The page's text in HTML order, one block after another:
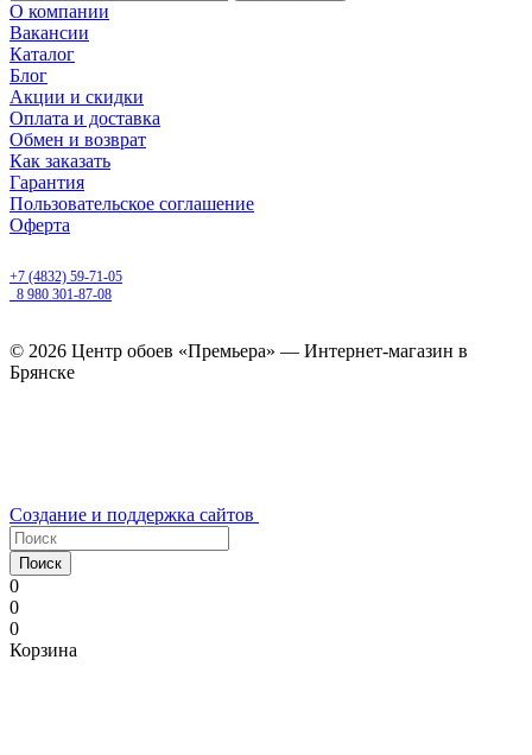
О компании
Вакансии
Каталог
Блог
Акции и скидки
Оплата и доставка
Обмен и возврат
Как заказать
Гарантия
Пользовательское соглашение
Оферта
+7 (4832) 59-71-05
8 980 301-87-08
© 2026 Центр обоев «Премьера» — Интернет-магазин в
Брянске
Создание и поддержка сайтов
Поиск
0
0
0
Корзина